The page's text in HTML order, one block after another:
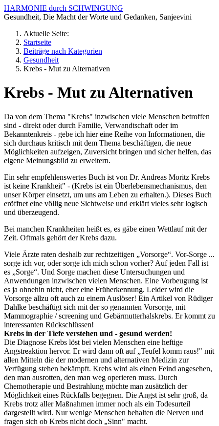
HARMONIE durch SCHWINGUNG
Gesundheit, Die Macht der Worte und Gedanken, Sanjeevini
Aktuelle Seite:
Startseite
Beiträge nach Kategorien
Gesundheit
Krebs - Mut zu Alternativen
Krebs - Mut zu Alternativen
Da von dem Thema "Krebs" inzwischen viele Menschen betroffen
sind - direkt oder durch Familie, Verwandtschaft oder im
Bekanntenkreis - gebe ich hier eine Reihe von Informationen, die
sich durchaus kritisch mit dem Thema beschäftigen, die neue
Möglichkeiten aufzeigen, Zuversicht bringen und sicher helfen, das
eigene Meinungsbild zu erweitern.
Ein sehr empfehlenswertes Buch ist von Dr. Andreas Moritz Krebs
ist keine Krankheit" - (Krebs ist ein Überlebensmechanismus, den
unser Körper einsetzt, um uns am Leben zu erhalten.). Dieses Buch
eröffnet eine völlig neue Sichtweise und erklärt vieles sehr logisch
und überzeugend.
Bei manchen Krankheiten heißt es, es gäbe einen Wettlauf mit der
Zeit. Oftmals gehört der Krebs dazu.
Viele Ärzte raten deshalb zur rechtzeitigen „Vorsorge“. Vor-Sorge ...
sorge ich vor, oder sorge ich mich schon vorher? Auf jeden Fall ist
es „Sorge“. Und Sorge machen diese Untersuchungen und
Anwendungen inzwischen vielen Menschen. Eine Vorbeugung ist
es ja ohnehin nicht, eher eine Früherkennung. Leider wird die
Vorsorge allzu oft auch zu einem Auslöser! Ein Artikel von Rüdiger
Dahlke beschäftigt sich mit der so genannten Vorsorge, mit
Mammographie / screening und Gebärmutterhalskrebs. Er kommt zu
interessanten Rückschlüssen!
Krebs in der Tiefe verstehen und - gesund werden!
Die Diagnose Krebs löst bei vielen Menschen eine heftige
Angstreaktion hervor. Er wird dann oft auf „Teufel komm raus!" mit
allen Mitteln die der modernen und alternativen Medizin zur
Verfügung stehen bekämpft. Krebs wird als einen Feind angesehen,
den man ausrotten, den man weg operieren muss. Durch
Chemotherapie und Bestrahlung möchte man zusätzlich der
Möglichkeit eines Rückfalls begegnen. Die Angst ist sehr groß, da
Krebs trotz aller Maßnahmen immer noch als ein Todesurteil
dargestellt wird. Nur wenige Menschen behalten die Nerven und
fragen sich ob Krebs nicht doch „Sinn" macht.